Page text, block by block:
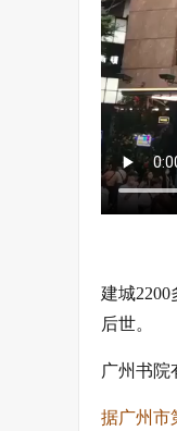
建城
后世。
广州书院
据广州市